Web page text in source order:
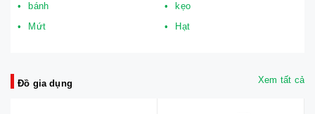
bánh
kẹo
Mứt
Hạt
Đồ gia dụng Xem tất cả